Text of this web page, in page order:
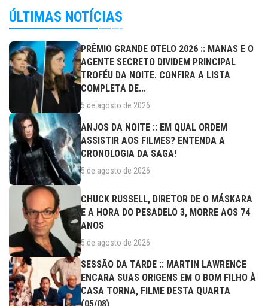
ÚLTIMAS NOTÍCIAS
PRÊMIO GRANDE OTELO 2026 :: MANAS E O
AGENTE SECRETO DIVIDEM PRINCIPAL
TROFÉU DA NOITE. CONFIRA A LISTA
COMPLETA DE...
5 de agosto de 2026
ANJOS DA NOITE :: EM QUAL ORDEM
ASSISTIR AOS FILMES? ENTENDA A
CRONOLOGIA DA SAGA!
5 de agosto de 2026
CHUCK RUSSELL, DIRETOR DE O MÁSKARA
E A HORA DO PESADELO 3, MORRE AOS 74
ANOS
5 de agosto de 2026
SESSÃO DA TARDE :: MARTIN LAWRENCE
ENCARA SUAS ORIGENS EM O BOM FILHO À
CASA TORNA, FILME DESTA QUARTA